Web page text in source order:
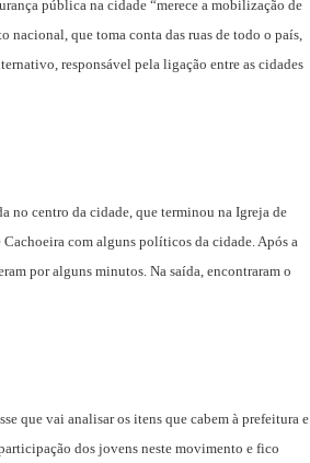
pública na cidade “merece a mobilização de
nacional, que toma conta das ruas de todo o país,
responsável pela ligação entre as cidades
no centro da cidade, que terminou na Igreja de
com alguns políticos da cidade. Após a
por alguns minutos. Na saída, encontraram o
que vai analisar os itens que cabem à prefeitura e
dos jovens neste movimento e fico